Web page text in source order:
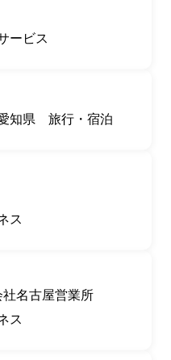
ービス
知県 旅行・宿泊
ス
社名古屋営業所
ス